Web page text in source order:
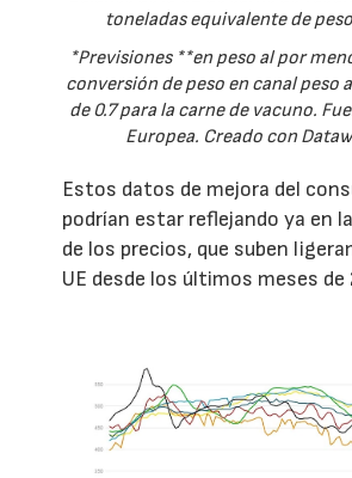
toneladas equivalente de
*Previsiones **en peso al por
conversión de peso en canal peso
de 0.7 para la carne de vacuno.
Europea. Creado con
Estos datos de mejora del
podrían estar reflejando ya en
de los precios, que suben
UE desde los últimos meses de